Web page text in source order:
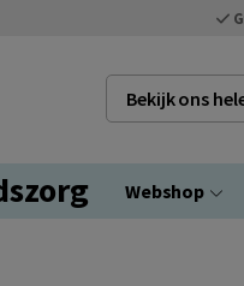
Bekijk ons
Webshop